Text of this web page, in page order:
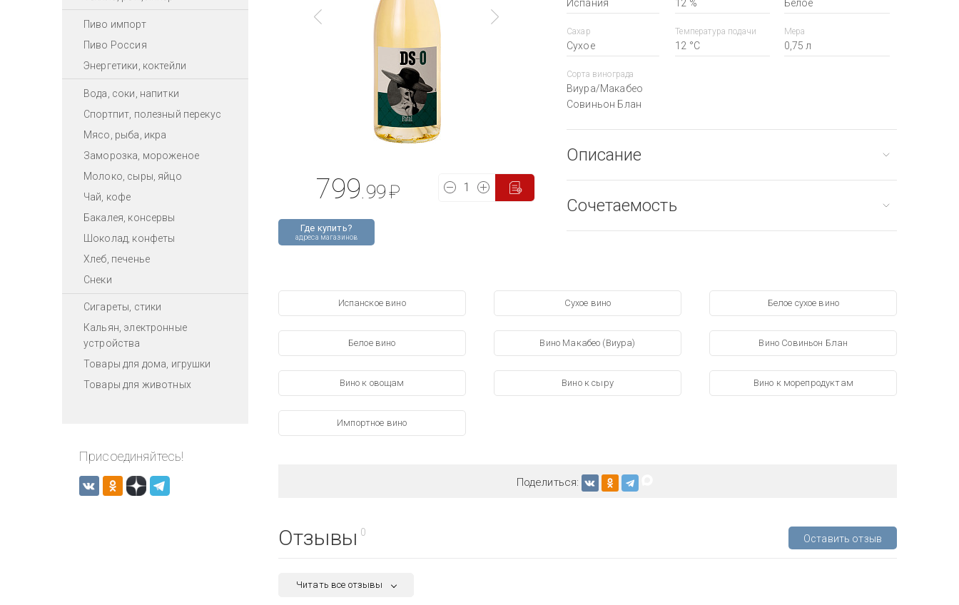
Пиво импорт
Пиво Россия
Энергетики, коктейли
Вода, соки, напитки
Спортпит, полезный перекус
Мясо, рыба, икра
Заморозка, мороженое
Молоко, сыры, яйцо
Чай, кофе
Бакалея, консервы
Шоколад, конфеты
Хлеб, печенье
Снеки
Сигареты, стики
Кальян, электронные
устройства
Товары для дома, игрушки
Товары для животных
Присоединяйтесь!
Где купить?
адреса магазинов
799 .99₽
Испания 12 % Белое
Сахар
Сухое
Температура подачи
12 °С
Мера
0,75 л
Сорта винограда
Виура/Макабео
Совиньон Блан
Описание
Сочетаемость
Испанское вино Сухое вино Белое сухое вино
Белое вино Вино Макабео (Виура) Вино Совиньон Блан
Вино к овощам Вино к сыру Вино к морепродуктам
Импортное вино
Поделиться:
Отзывы 0
Оставить отзыв
Читать все отзывы